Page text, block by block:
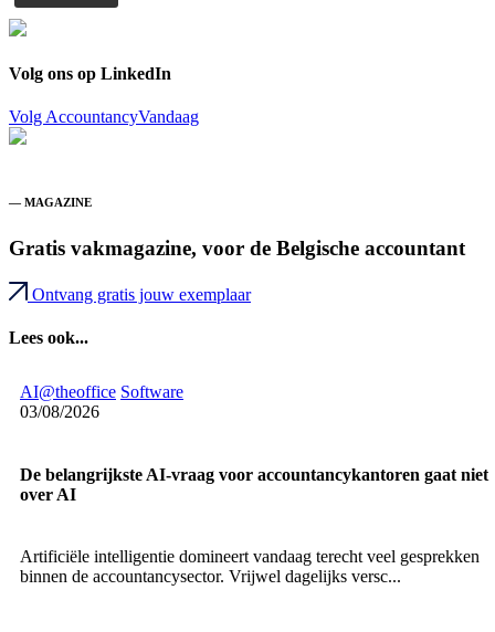
Volg ons op LinkedIn
Volg AccountancyVandaag
— MAGAZINE
Gratis vakmagazine, voor de Belgische accountant
Ontvang gratis jouw exemplaar
Lees ook...
AI@theoffice Software
03/08/2026
De belangrijkste AI-vraag voor accountancykantoren gaat niet
over AI
Artificiële intelligentie domineert vandaag terecht veel gesprekken
binnen de accountancysector. Vrijwel dagelijks versc...